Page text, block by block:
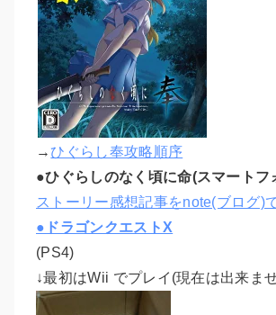
→ ひぐらし奉攻略順序
●ひぐらしのなく頃に命(スマートフ
ストーリー感想記事をnote(ブログ)
●ドラゴンクエストX
(PS4)
↓最初はWii でプレイ(現在は出来ま